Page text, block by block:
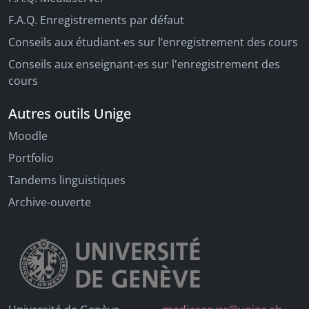
F.A.Q. Enregistrements par défaut
Conseils aux étudiant-es sur l’enregistrement des cours
Conseils aux enseignant-es sur l'enregistrement des
cours
Autres outils Unige
Moodle
Portfolio
Tandems linguistiques
Archive-ouverte